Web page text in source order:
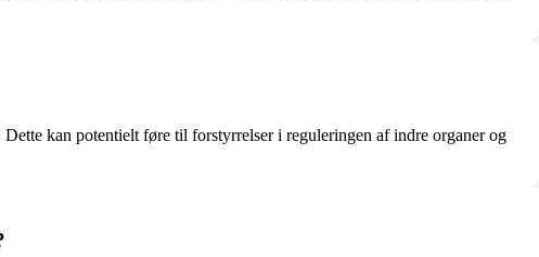
kan potentielt føre til forstyrrelser i reguleringen af ​​indre organer og